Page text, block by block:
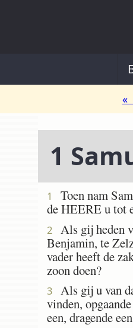
«
1
1 Toen nam
de HEERE u tot
2
Als gij heden
Benjamin, te
vader heeft de
zoon doen?
3
Als gij u van
vinden,
een, dragende